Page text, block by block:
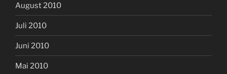
August 2010
Juli 2010
Juni 2010
Mai 2010